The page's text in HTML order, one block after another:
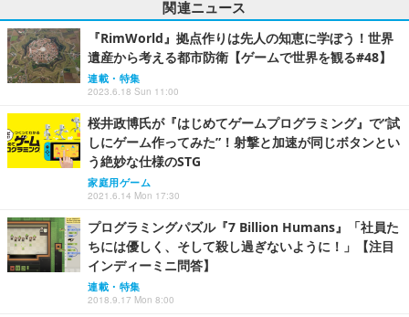
関連ニュース
『RimWorld』拠点作りは先人の知恵に学ぼう！世界
遺産から考える都市防衛【ゲームで世界を観る#48】
連載・特集
2023.6.18 Sun 11:00
桜井政博氏が『はじめてゲームプログラミング』で“試
しにゲーム作ってみた”！射撃と加速が同じボタンとい
う絶妙な仕様のSTG
家庭用ゲーム
2021.6.14 Mon 17:30
プログラミングパズル『7 Billion Humans』「社員た
ちには優しく、そして殺し過ぎないように！」【注目
インディーミニ問答】
連載・特集
2018.9.17 Mon 8:00